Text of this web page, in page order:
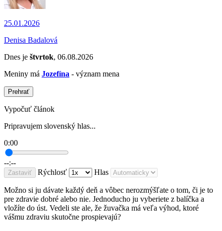
25.01.2026
Denisa Badalová
Dnes je štvrtok, 06.08.2026
Meniny má Jozefína - význam mena
Prehrať
Vypočuť článok
Pripravujem slovenský hlas...
0:00
--:--
Zastaviť Rýchlosť Hlas
Možno si ju dávate každý deň a vôbec nerozmýšľate o tom, či je to
pre zdravie dobré alebo nie. Jednoducho ju vyberiete z balíčka a
vložíte do úst. Vedeli ste ale, že žuvačka má veľa výhod, ktoré
vášmu zdraviu skutočne prospievajú?